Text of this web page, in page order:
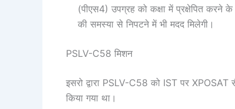
(पीएस4) उपग्रह को कक्षा में प्रक्षेपित करने
की समस्या से निपटने में भी मदद मिलेगी।
PSLV-C58 मिशन
इसरो द्वारा PSLV-C58 को IST पर
किया गया था।